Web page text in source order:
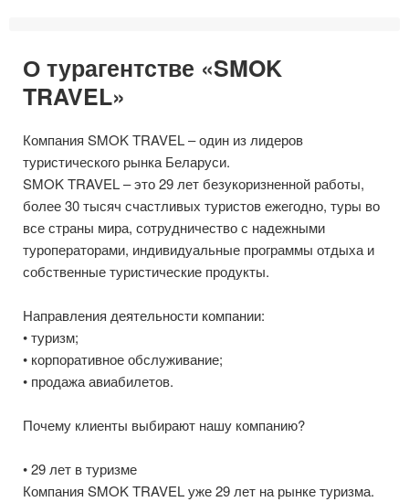
О турагентстве «SMOK
TRAVEL»
Компания SMOK TRAVEL – один из лидеров
туристического рынка Беларуси.
SMOK TRAVEL – это 29 лет безукоризненной работы,
более 30 тысяч счастливых туристов ежегодно, туры во
все страны мира, сотрудничество с надежными
туроператорами, индивидуальные программы отдыха и
собственные туристические продукты.
Направления деятельности компании:
• туризм;
• корпоративное обслуживание;
• продажа авиабилетов.
Почему клиенты выбирают нашу компанию?
• 29 лет в туризме
Компания SMOK TRAVEL уже 29 лет на рынке туризма.